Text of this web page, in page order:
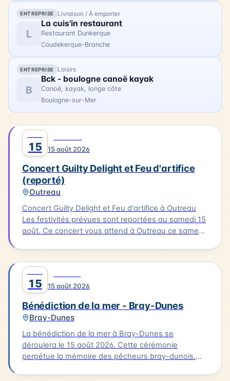
ENTREPRISE Livraison / À emporter
L
La cuis'in restaurant
Restaurant Dunkerque
Coudekerque-Branche
ENTREPRISE Loisirs
B
Bck - boulogne canoë kayak
Canoë, kayak, longe côte
Boulogne-sur-Mer
15 15 août 2026
Concert Guilty Delight et Feu d'artifice
(reporté)
Outreau
Concert Guilty Delight et Feu d'artifice à Outreau
Les festivités prévues sont reportées au samedi 15
août. Ce concert vous attend à Outreau ce samedi
15 15 août 2026
Bénédiction de la mer - Bray-Dunes
Bray-Dunes
La bénédiction de la mer à Bray-Dunes se
déroulera le 15 août 2026. Cette cérémonie
perpétue la mémoire des pêcheurs bray-dunois.